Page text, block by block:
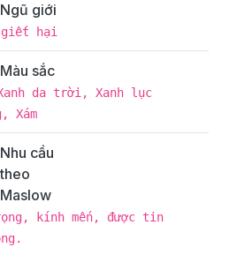
Ngũ giới
hại
Màu sắc
da trời, Xanh lục
Xám
Nhu cầu
theo
Maslow
kính mến, được tin